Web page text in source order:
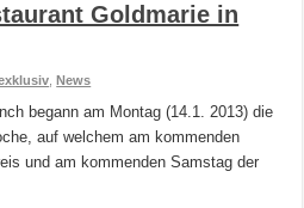
Goldmarie in
,News
begann am Montag (14.1. 2013) die
auf welchem am kommenden
und am kommenden Samstag der